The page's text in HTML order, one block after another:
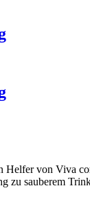
von Viva
zu sauberem